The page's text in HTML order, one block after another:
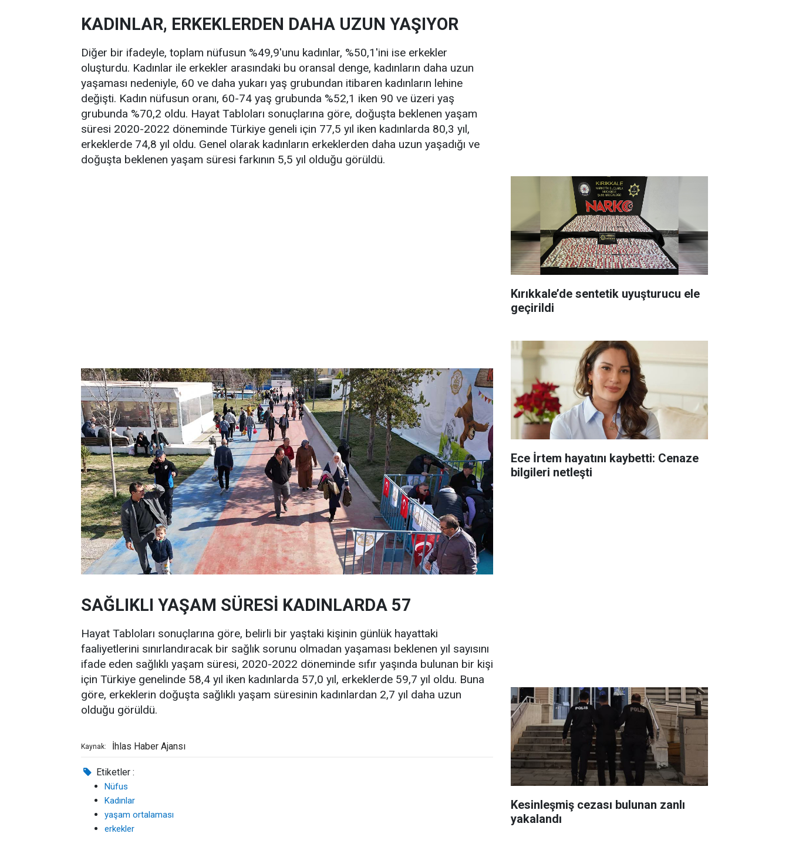
KADINLAR, ERKEKLERDEN DAHA UZUN YAŞIYOR
Diğer bir ifadeyle, toplam nüfusun %49,9'unu kadınlar, %50,1'ini ise erkekler
oluşturdu. Kadınlar ile erkekler arasındaki bu oransal denge, kadınların daha uzun
yaşaması nedeniyle, 60 ve daha yukarı yaş grubundan itibaren kadınların lehine
değişti. Kadın nüfusun oranı, 60-74 yaş grubunda %52,1 iken 90 ve üzeri yaş
grubunda %70,2 oldu. Hayat Tabloları sonuçlarına göre, doğuşta beklenen yaşam
süresi 2020-2022 döneminde Türkiye geneli için 77,5 yıl iken kadınlarda 80,3 yıl,
erkeklerde 74,8 yıl oldu. Genel olarak kadınların erkeklerden daha uzun yaşadığı ve
doğuşta beklenen yaşam süresi farkının 5,5 yıl olduğu görüldü.
SAĞLIKLI YAŞAM SÜRESİ KADINLARDA 57
Hayat Tabloları sonuçlarına göre, belirli bir yaştaki kişinin günlük hayattaki
faaliyetlerini sınırlandıracak bir sağlık sorunu olmadan yaşaması beklenen yıl sayısını
ifade eden sağlıklı yaşam süresi, 2020-2022 döneminde sıfır yaşında bulunan bir kişi
için Türkiye genelinde 58,4 yıl iken kadınlarda 57,0 yıl, erkeklerde 59,7 yıl oldu. Buna
göre, erkeklerin doğuşta sağlıklı yaşam süresinin kadınlardan 2,7 yıl daha uzun
olduğu görüldü.
Kaynak: İhlas Haber Ajansı
Etiketler :
Nüfus
Kadınlar
yaşam ortalaması
erkekler
Kırıkkale’de sentetik uyuşturucu ele
geçirildi
Ece İrtem hayatını kaybetti: Cenaze
bilgileri netleşti
Kesinleşmiş cezası bulunan zanlı
yakalandı